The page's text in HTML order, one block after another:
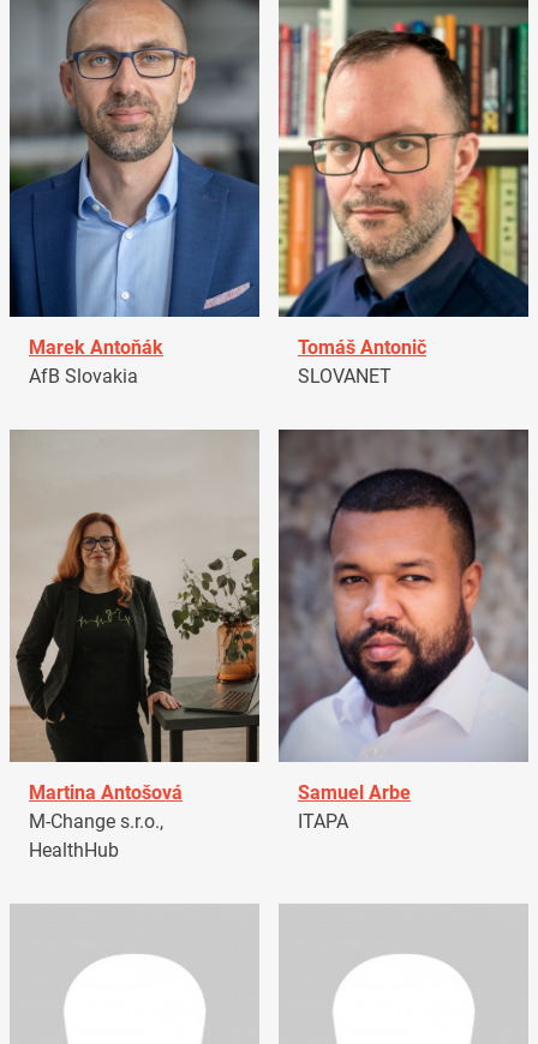
Marek Antoňák
AfB Slovakia
Tomáš Antonič
SLOVANET
Martina Antošová
M-Change s.r.o.,
HealthHub
Samuel Arbe
ITAPA